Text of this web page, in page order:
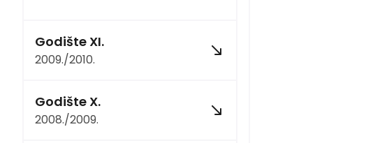
Godište XI.
2009./2010.
Godište X.
2008./2009.